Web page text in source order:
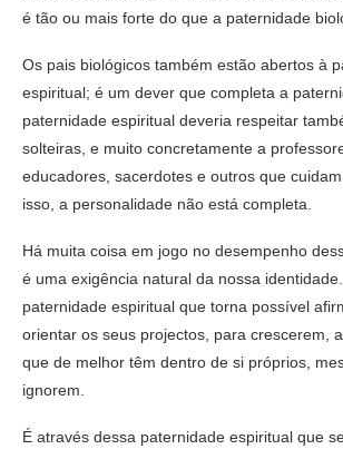
é tão ou mais forte do que a paternidade
Os pais biológicos também estão abertos à
espiritual; é um dever que completa a
paternidade espiritual deveria respeitar
solteiras, e muito concretamente a
educadores, sacerdotes e outros que
isso, a personalidade não está completa.
Há muita coisa em jogo no desempenho
é uma exigência natural da nossa
paternidade espiritual que torna possível
orientar os seus projectos, para crescerem,
que de melhor têm dentro de si próprios,
ignorem.
É através dessa paternidade espiritual que